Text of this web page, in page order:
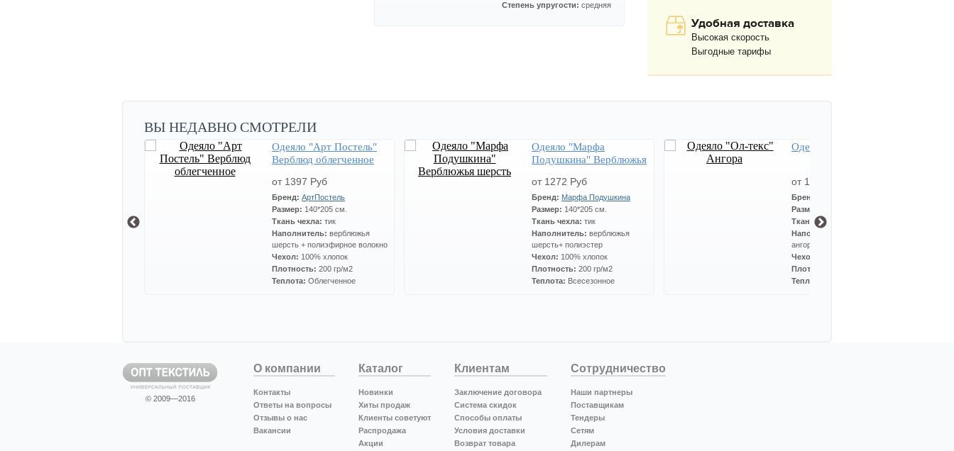
Степень упругости: средняя
Удобная доставка
Высокая скорость
Выгодные тарифы
ВЫ НЕДАВНО СМОТРЕЛИ
Одеяло "Арт Постель"
Верблюд облегченное
от 1397 Руб
Бренд: АртПостель
Размер: 140*205 см.
Ткань чехла: тик
Наполнитель: верблюжья
шерсть + полиэфирное волокно
Чехол: 100% хлопок
Плотность: 200 гр/м2
Теплота: Облегченное
Одеяло "Марфа
Подушкина" Верблюжья
от 1272 Руб
Бренд: Марфа Подушкина
Размер: 140*205 см.
Ткань чехла: тик
Наполнитель: верблюжья
шерсть+ полиэстер
Чехол: 100% хлопок
Плотность: 200 гр/м2
Теплота: Всесезонное
Одеяло "Ол-текс" Ангора
от 1612 Руб
Бренд:
Размер:
Ткань чехла:
Наполнитель:
ангорской козы
Чехол:
Плотность:
Теплота:
© 2009—2016
О компании
Контакты
Ответы на вопросы
Отзывы о нас
Вакансии
Каталог
Новинки
Хиты продаж
Клиенты советуют
Распродажа
Акции
Клиентам
Заключение договора
Система скидок
Способы оплаты
Условия доставки
Возврат товара
Сотрудничество
Наши партнеры
Поставщикам
Тендеры
Сетям
Дилерам